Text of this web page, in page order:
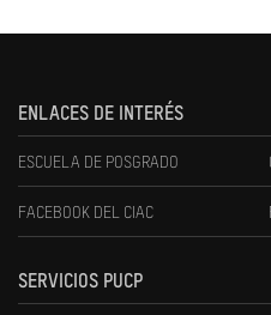
ENLACES DE INTERÉS
ESCUELA DE POSGRADO
FACEBOOK DEL CIAC
SERVICIOS PUCP